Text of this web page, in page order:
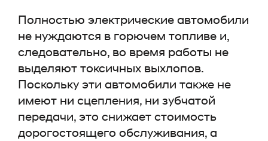
Полностью электрические автомобили
не нуждаются в горючем топливе и,
следовательно, во время работы не
выделяют токсичных выхлопов.
Поскольку эти автомобили также не
имеют ни сцепления, ни зубчатой
передачи, это снижает стоимость
дорогостоящего обслуживания, а